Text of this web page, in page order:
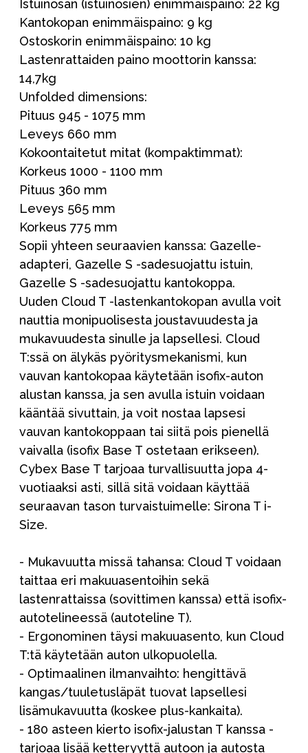
Istuinosan (istuinosien) enimmäispaino: 22 kg
Kantokopan enimmäispaino: 9 kg
Ostoskorin enimmäispaino: 10 kg
Lastenrattaiden paino moottorin kanssa:
14,7kg
Unfolded dimensions:
Pituus 945 - 1075 mm
Leveys 660 mm
Kokoontaitetut mitat (kompaktimmat):
Korkeus 1000 - 1100 mm
Pituus 360 mm
Leveys 565 mm
Korkeus 775 mm
Sopii yhteen seuraavien kanssa: Gazelle-
adapteri, Gazelle S -sadesuojattu istuin,
Gazelle S -sadesuojattu kantokoppa.
Uuden Cloud T -lastenkantokopan avulla voit
nauttia monipuolisesta joustavuudesta ja
mukavuudesta sinulle ja lapsellesi. Cloud
T:ssä on älykäs pyöritysmekanismi, kun
vauvan kantokopaa käytetään isofix-auton
alustan kanssa, ja sen avulla istuin voidaan
kääntää sivuttain, ja voit nostaa lapsesi
vauvan kantokoppaan tai siitä pois pienellä
vaivalla (isofix Base T ostetaan erikseen).
Cybex Base T tarjoaa turvallisuutta jopa 4-
vuotiaaksi asti, sillä sitä voidaan käyttää
seuraavan tason turvaistuimelle: Sirona T i-
Size.
- Mukavuutta missä tahansa: Cloud T voidaan
taittaa eri makuuasentoihin sekä
lastenrattaissa (sovittimen kanssa) että isofix-
autotelineessä (autoteline T).
- Ergonominen täysi makuuasento, kun Cloud
T:tä käytetään auton ulkopuolella.
- Optimaalinen ilmanvaihto: hengittävä
kangas/tuuletusläpät tuovat lapsellesi
lisämukavuutta (koskee plus-kankaita).
- 180 asteen kierto isofix-jalustan T kanssa -
tarjoaa lisää ketteryyttä autoon ja autosta